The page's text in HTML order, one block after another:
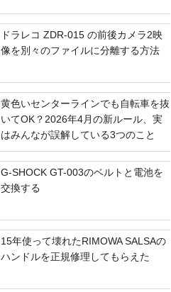
ドラレコ ZDR-015 の前後カメラ2映
像を別々のファイルに分離する方法
黄色いセンターラインでも自転車を抜
いてOK？2026年4月の新ルール、実
はみんなが誤解している3つのこと
G-SHOCK GT-003のベルトと電池を
交換する
15年使って壊れたRIMOWA SALSAの
ハンドルを正規修理してもらえた